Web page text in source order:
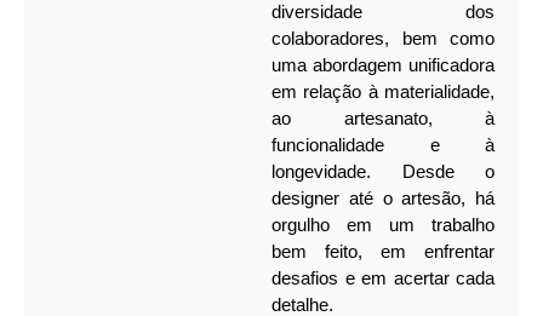
diversidade dos
colaboradores, bem como
uma abordagem unificadora
em relação à materialidade,
ao artesanato, à
funcionalidade e à
longevidade. Desde o
designer até o artesão, há
orgulho em um trabalho
bem feito, em enfrentar
desafios e em acertar cada
detalhe.